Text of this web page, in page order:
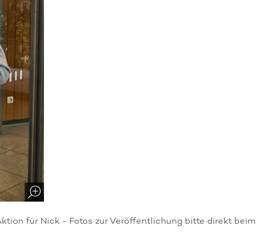
für Nick - Fotos zur Veröffentlichung bitte direkt beim